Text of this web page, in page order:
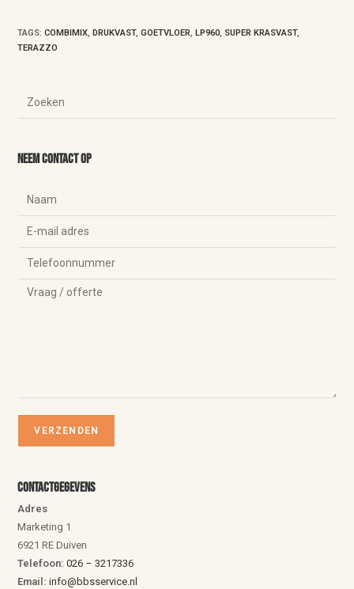
TAGS:COMBIMIX, DRUKVAST, GOETVLOER, LP960, SUPER KRASVAST,
TERAZZO
Neem contact op
Contactgegevens
Adres
Marketing 1
6921 RE Duiven
Telefoon:026 – 3217336
Email: info@bbsservice.nl